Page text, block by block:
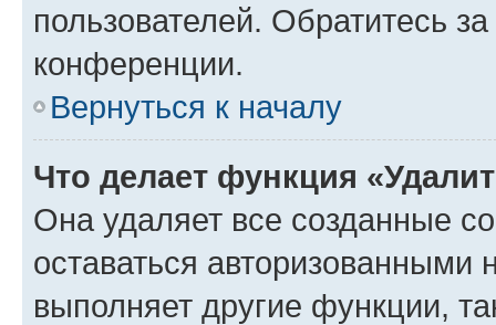
пользователей. Обратитесь
конференции.
Вернуться к началу
Что делает функция
Она удаляет все созданные
оставаться авторизованными
выполняет другие функции,